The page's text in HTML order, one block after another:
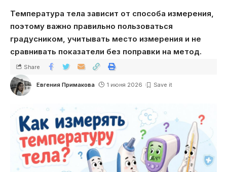
Температура тела зависит от способа измерения,
поэтому важно правильно пользоваться
градусником, учитывать место измерения и не
сравнивать показатели без поправки на метод.
Евгения Примакова 1 июня 2026
Share